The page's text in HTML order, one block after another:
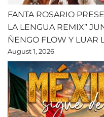
FANTA ROSARIO
LA LENGUA REMIX”
ÑENGO FLOW Y LUAR
August 1, 2026